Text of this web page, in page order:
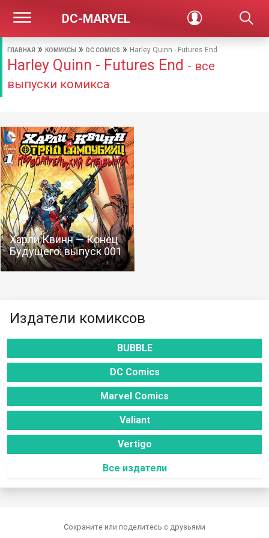
DC-MARVEL
ГЛАВНАЯ » КОМИКСЫ » DC COMICS » Harley Quinn - Futures End
Harley Quinn - Futures End - все
выпуски комикса
Харли Квинн — Конец
Будущего: выпуск 001
Издатели комиксов
BUBBLE
DC Comics
Marvel Comics
Valiant
Vertigo
Все издатели
Сохраните или поделитесь c друзьями